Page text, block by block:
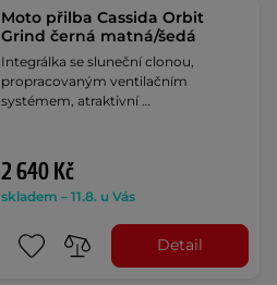
Moto přilba Cassida Orbit
Grind černá matná/šedá
Integrálka se sluneční clonou,
propracovaným ventilačním
systémem, atraktivní …
2 640 Kč
skladem – 11.8. u Vás
Detail